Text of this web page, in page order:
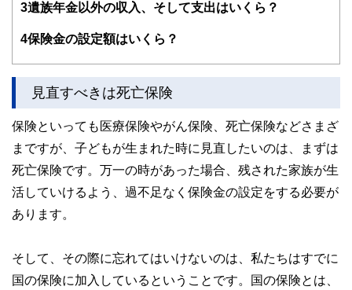
3遺族年金以外の収入、そして支出はいくら？
4保険金の設定額はいくら？
見直すべきは死亡保険
保険といっても医療保険やがん保険、死亡保険などさまざ
まですが、子どもが生まれた時に見直したいのは、まずは
死亡保険です。万一の時があった場合、残された家族が生
活していけるよう、過不足なく保険金の設定をする必要が
あります。
そして、その際に忘れてはいけないのは、私たちはすでに
国の保険に加入しているということです。国の保険とは、